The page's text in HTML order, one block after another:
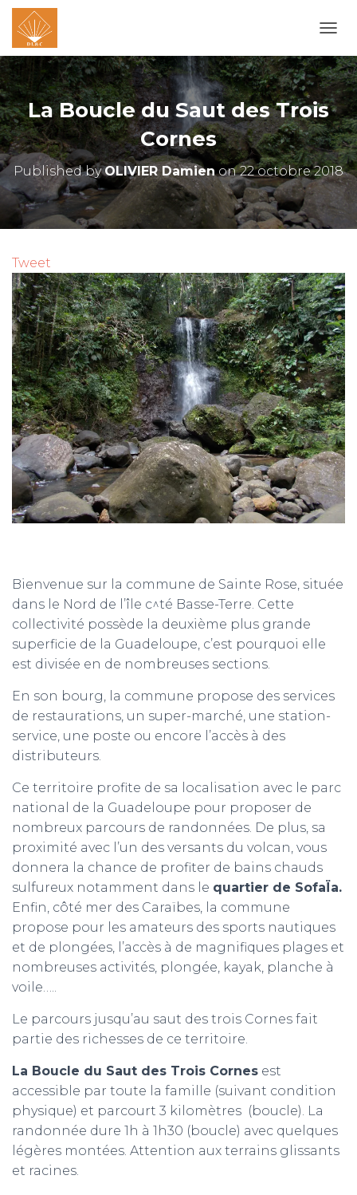
U
V
R
I
R
/
F
E
R
M
E
A
V
I
G
A
T
I
O
N
La Boucle du Saut des Trois
Cornes
Published byOLIVIER Damienon22 octobre 2018
Tweet
Bienvenue sur la commune de Sainte Rose, située
dans le Nord de l’île c^té Basse-Terre. Cette
collectivité possède la deuxième plus grande
superficie de la Guadeloupe, c’est pourquoi elle
est divisée en de nombreuses sections.
En son bourg, la commune propose des services
de restaurations, un super-marché, une station-
service, une poste ou encore l’accès à des
distributeurs.
Ce territoire profite de sa localisation avec le parc
national de la Guadeloupe pour proposer de
nombreux parcours de randonnées. De plus, sa
proximité avec l’un des versants du volcan, vous
donnera la chance de profiter de bains chauds
sulfureux notamment dans le quartier de SofaÏa.
Enfin, côté mer des Caraïbes, la commune
propose pour les amateurs des sports nautiques
et de plongées, l’accès à de magnifiques plages et
nombreuses activités, plongée, kayak, planche à
voile…..
Le parcours jusqu’au saut des trois Cornes fait
partie des richesses de ce territoire.
La Boucle du Saut des Trois Cornes est
accessible par toute la famille (suivant condition
physique) et parcourt 3 kilomètres (boucle). La
randonnée dure 1h à 1h30 (boucle) avec quelques
légères montées. Attention aux terrains glissants
et racines.